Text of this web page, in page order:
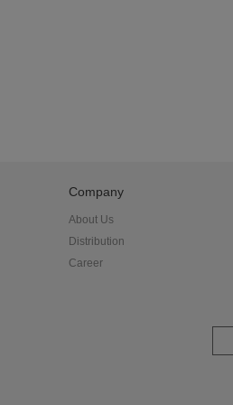
Company
About Us
Distribution
Career